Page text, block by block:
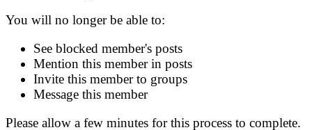
You will no longer be able to:
See blocked member's posts
Mention this member in posts
Invite this member to groups
Message this member
Please allow a few minutes for this process to complete.